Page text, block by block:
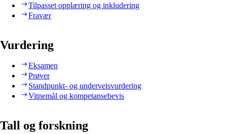
Tilpasset opplæring og inkludering
Fravær
Vurdering
Eksamen
Prøver
Standpunkt- og underveisvurdering
Vitnemål og kompetansebevis
Tall og forskning